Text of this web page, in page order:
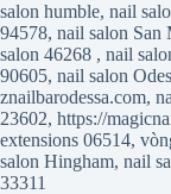
salon humble, nail
94578, nail salon San
salon 46268 , nail
90605, nail salon
znailbarodessa.com,
23602, https://
extensions 06514,
salon Hingham, nail
33311